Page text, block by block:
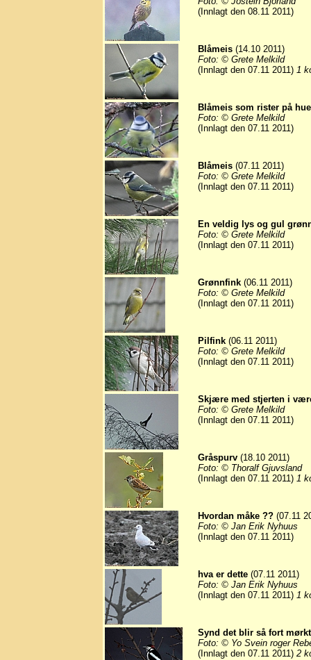
(Innlagt den 08.11 2011)
Blåmeis (14.10 2011)
Foto: © Grete Melkild
(Innlagt den 07.11 2011) 1
Blåmeis som rister på
Foto: © Grete Melkild
(Innlagt den 07.11 2011)
Blåmeis (07.11 2011)
Foto: © Grete Melkild
(Innlagt den 07.11 2011)
En veldig lys og gul
Foto: © Grete Melkild
(Innlagt den 07.11 2011)
Grønnfink (06.11 2011)
Foto: © Grete Melkild
(Innlagt den 07.11 2011)
Pilfink (06.11 2011)
Foto: © Grete Melkild
(Innlagt den 07.11 2011)
Skjære med stjerten i
Foto: © Grete Melkild
(Innlagt den 07.11 2011)
Gråspurv (18.10 2011)
Foto: © Thoralf Gjuvsland
(Innlagt den 07.11 2011) 1
Hvordan måke ?? (07.11
Foto: © Jan Erik Nyhuus
(Innlagt den 07.11 2011)
hva er dette (07.11 2011)
Foto: © Jan Erik Nyhuus
(Innlagt den 07.11 2011) 1
Synd det blir så fort
Foto: © Yo Svein roger
(Innlagt den 07.11 2011) 2